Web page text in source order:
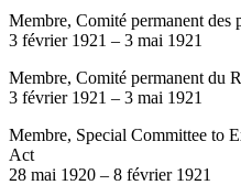
Membre, Comité permanent des
3 février 1921 – 3 mai 1921
Membre, Comité permanent du
3 février 1921 – 3 mai 1921
Membre, Special Committee to
Act
28 mai 1920 – 8 février 1921